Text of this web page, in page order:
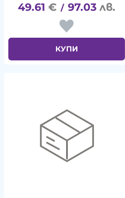
49.61 € / 97.03 лв.
КУПИ